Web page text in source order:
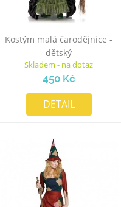
Kostým malá čarodějnice -
dětský
Skladem - na dotaz
450 Kč
DETAIL